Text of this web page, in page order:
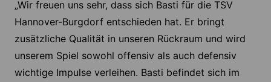
„Wir freuen uns sehr, dass sich Basti für die TSV
Hannover-Burgdorf entschieden hat. Er bringt
zusätzliche Qualität in unseren Rückraum und wird
unserem Spiel sowohl offensiv als auch defensiv
wichtige Impulse verleihen. Basti befindet sich im